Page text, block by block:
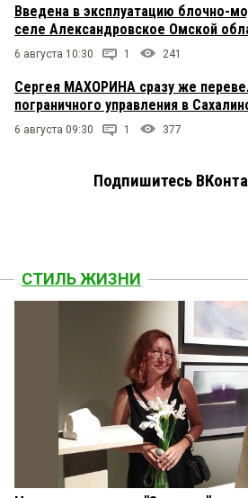
Введена в эксплуатацию блочно-
селе Александровское Омской
6 августа 10:30 1 241
Сергея МАХОРИНА сразу же
пограничного управления в
6 августа 09:30 1 377
Подпишитесь
СТИЛЬ ЖИЗНИ